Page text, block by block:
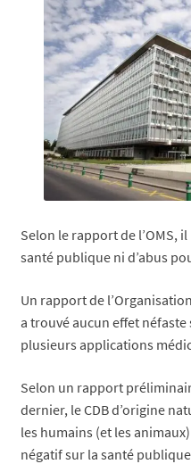
Selon le rapport de l’OMS,
santé publique ni d’abus
Un rapport de
a trouvé aucun effet
plusieurs applications
Selon un rapport
dernier, le CDB d’origine
les humains (et les
négatif sur la santé publique